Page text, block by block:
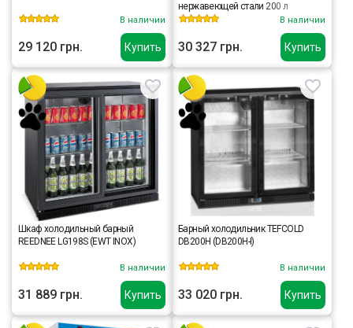
Купить
В наличии
29 120 грн. Купить
нержавеющей стали 200 л
В наличии
30 327 грн.
Купить
Шкаф холодильный барный
REEDNEE LG198S (EWT INOX)
В наличии
31 889 грн. Купить
Барный холодильник TEFCOLD
DB200H (DB200H-I)
В наличии
33 020 грн.